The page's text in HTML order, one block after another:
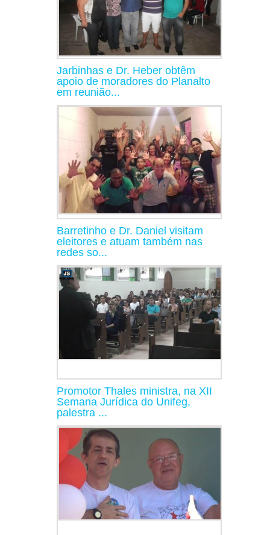
Jarbinhas e Dr. Heber obtêm
apoio de moradores do Planalto
em reunião...
Barretinho e Dr. Daniel visitam
eleitores e atuam também nas
redes so...
Promotor Thales ministra, na XII
Semana Jurídica do Unifeg,
palestra ...